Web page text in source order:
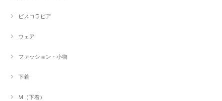
ビスコラピア
ウェア
ファッション・小物
下着
M（下着）